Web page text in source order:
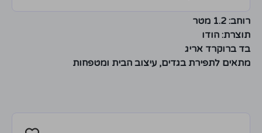
רוחב: 1.2 מטר
תוצרת: הודו
בד ברוקרד אריג
מתאים לתפירת בגדים, עיצוב הבית ומטפחות